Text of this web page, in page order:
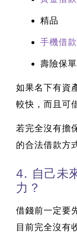
精品
手機借款
壽險保單
如果名下有資
較快，而且可
若完全沒有擔
的合法借款方
4. 自己未
力？
借錢前一定要
目前完全沒有